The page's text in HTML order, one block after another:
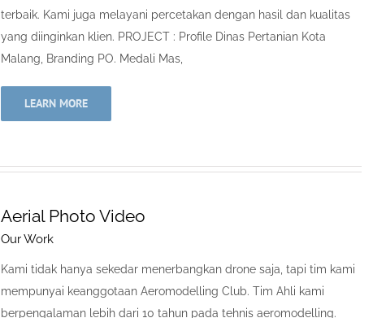
terbaik. Kami juga melayani percetakan dengan hasil dan kualitas
yang diinginkan klien. PROJECT : Profile Dinas Pertanian Kota
Malang, Branding PO. Medali Mas,
LEARN MORE
Aerial Photo Video
Our Work
Kami tidak hanya sekedar menerbangkan drone saja, tapi tim kami
mempunyai keanggotaan Aeromodelling Club. Tim Ahli kami
berpengalaman lebih dari 10 tahun pada tehnis aeromodelling.